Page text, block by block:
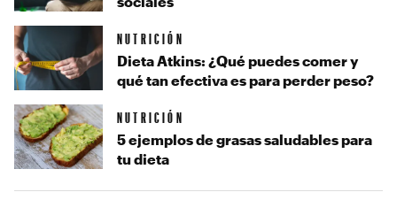
NUTRICIÓN
Dieta Atkins: ¿Qué puedes comer y
qué tan efectiva es para perder peso?
NUTRICIÓN
5 ejemplos de grasas saludables para
tu dieta